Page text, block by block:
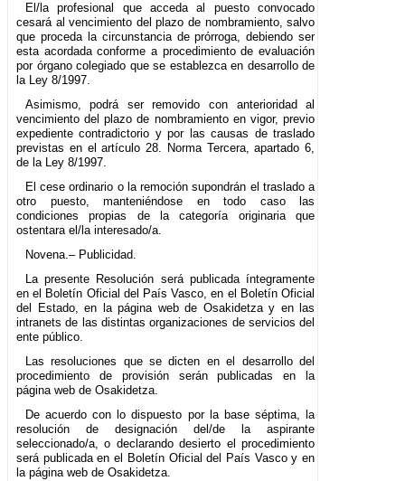
El/la profesional que acceda al puesto convocado
cesará al vencimiento del plazo de nombramiento, salvo
que proceda la circunstancia de prórroga, debiendo ser
esta acordada conforme a procedimiento de evaluación
por órgano colegiado que se establezca en desarrollo de
la Ley 8/1997.
Asimismo, podrá ser removido con anterioridad al
vencimiento del plazo de nombramiento en vigor, previo
expediente contradictorio y por las causas de traslado
previstas en el artículo 28. Norma Tercera, apartado 6,
de la Ley 8/1997.
El cese ordinario o la remoción supondrán el traslado a
otro puesto, manteniéndose en todo caso las
condiciones propias de la categoría originaria que
ostentara el/la interesado/a.
Novena.– Publicidad.
La presente Resolución será publicada íntegramente
en el Boletín Oficial del País Vasco, en el Boletín Oficial
del Estado, en la página web de Osakidetza y en las
intranets de las distintas organizaciones de servicios del
ente público.
Las resoluciones que se dicten en el desarrollo del
procedimiento de provisión serán publicadas en la
página web de Osakidetza.
De acuerdo con lo dispuesto por la base séptima, la
resolución de designación del/de la aspirante
seleccionado/a, o declarando desierto el procedimiento
será publicada en el Boletín Oficial del País Vasco y en
la página web de Osakidetza.